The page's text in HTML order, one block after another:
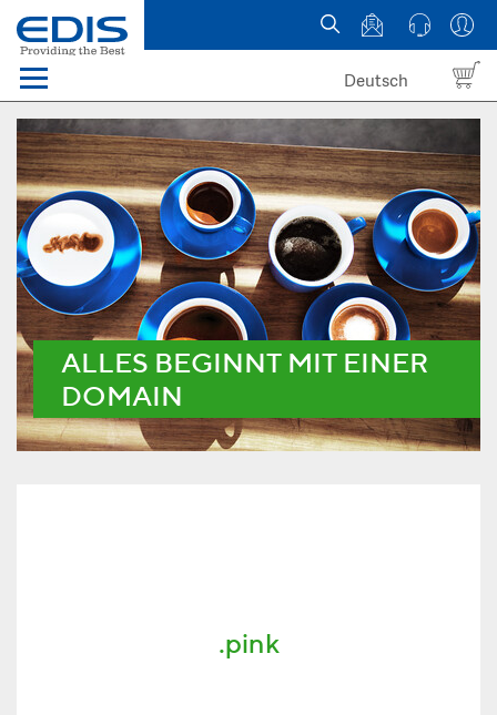
Menü
Domain names
Hosting
News
about EDIS
Deutsch
ALLES BEGINNT MIT EINER
DOMAIN
.pink